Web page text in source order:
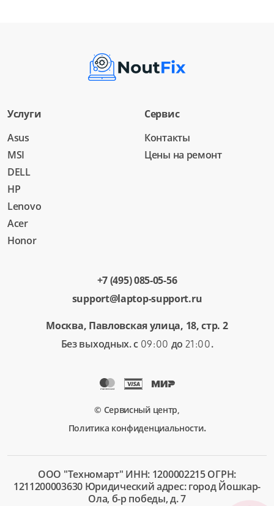
Услуги
Asus
MSI
DELL
HP
Lenovo
Acer
Honor
Сервис
Контакты
Цены на ремонт
+7 (495) 085-05-56
support@laptop-support.ru
Москва, Павловская улица, 18, стр. 2
Без выходных. с 09:00 до 21:00.
© Сервисный центр,
Политика конфиденциальности.
ООО "Техномарт" ИНН: 1200002215 ОГРН:
1211200003630 Юридический адрес: город Йошкар-
Ола, б-р победы, д. 7